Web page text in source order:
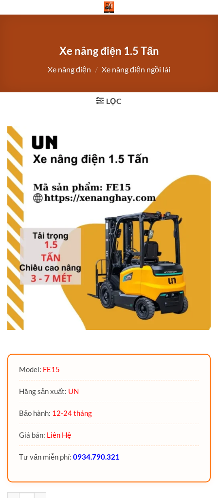
qua
Xe nâng điện 1.5 Tấn
Xe nâng điện / Xe nâng điện ngồi lái
LỌC
Model: FE15
Hãng sản xuất: UN
Bảo hành: 12-24 tháng
Giá bán: Liên Hệ
Tư vấn miễn phí: 0934.790.321